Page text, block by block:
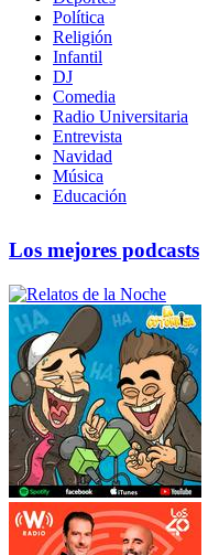
Política
Religión
Infantil
DJ
Comedia
Radio Universitaria
Entrevista
Navidad
Música
Educación
Los mejores podcasts